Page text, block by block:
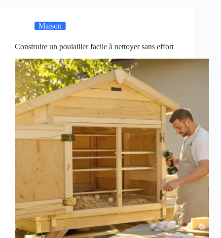
Maison
Construire un poulailler facile à nettoyer sans effort